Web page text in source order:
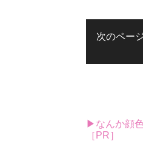
次のペー
▶なんか顔
［PR］